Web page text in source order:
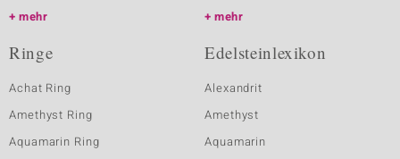
mehr
mehr
Ringe
Achat Ring
Amethyst Ring
Aquamarin Ring
Edelsteinlexikon
Alexandrit
Amethyst
Aquamarin